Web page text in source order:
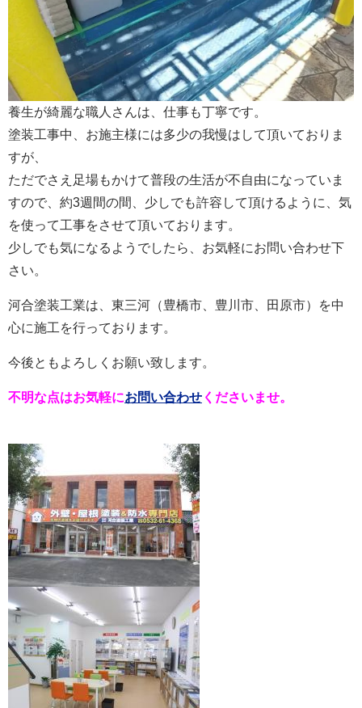
養生が綺麗な職人さんは、仕事も丁寧です。
塗装工事中、お施主様には多少の我慢はして頂いておりま
すが、
ただでさえ足場もかけて普段の生活が不自由になっていま
すので、約3週間の間、少しでも許容して頂けるように、気
を使って工事をさせて頂いております。
少しでも気になるようでしたら、お気軽にお問い合わせ下
さい。
河合塗装工業は、東三河（豊橋市、豊川市、田原市）を中
心に施工を行っております。
今後ともよろしくお願い致します。
不明な点はお気軽にお問い合わせ くださいませ。